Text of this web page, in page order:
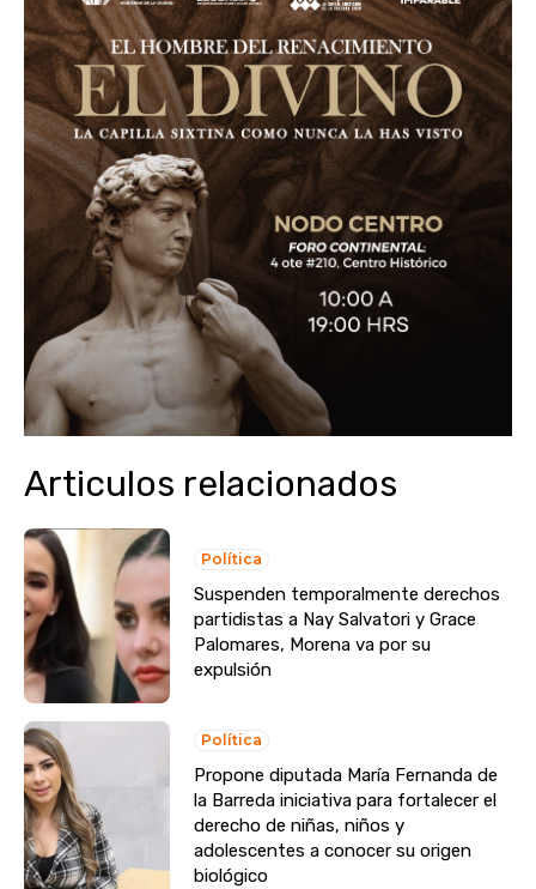
Articulos relacionados
Política
Suspenden temporalmente derechos
partidistas a Nay Salvatori y Grace
Palomares, Morena va por su
expulsión
Política
Propone diputada María Fernanda de
la Barreda iniciativa para fortalecer el
derecho de niñas, niños y
adolescentes a conocer su origen
biológico